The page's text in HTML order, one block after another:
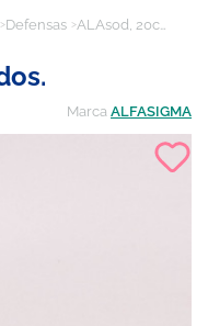
Defensas ALAsod, 20comprimidos.
Marca ALFASIGMA